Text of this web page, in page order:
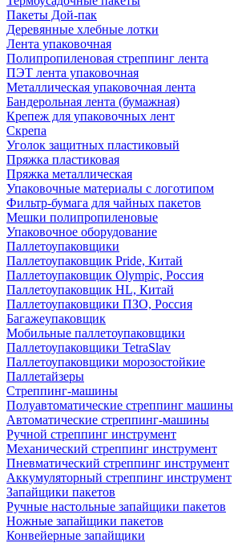
Пакеты Дой-пак
Деревянные хлебные лотки
Лента упаковочная
Полипропиленовая стреппинг лента
ПЭТ лента упаковочная
Металлическая упаковочная лента
Бандерольная лента (бумажная)
Крепеж для упаковочных лент
Скрепа
Уголок защитных пластиковый
Пряжка пластиковая
Пряжка металлическая
Упаковочные материалы с логотипом
Фильтр-бумага для чайных пакетов
Мешки полипропиленовые
Упаковочное оборудование
Паллетоупаковщики
Паллетоупаковщик Pride, Китай
Паллетоупаковщик Olympic, Россия
Паллетоупаковщик HL, Китай
Паллетоупаковщики ПЗО, Россия
Багажеупаковщик
Мобильные паллетоупаковщики
Паллетоупаковщики TetraSlav
Паллетоупаковщики морозостойкие
Паллетайзеры
Стреппинг-машины
Полуавтоматические стреппинг машины
Автоматические стреппинг-машины
Ручной стреппинг инструмент
Механический стреппинг инструмент
Пневматический стреппинг инструмент
Аккумуляторный стреппинг инструмент
Запайщики пакетов
Ручные настольные запайщики пакетов
Ножные запайщики пакетов
Конвейерные запайщики